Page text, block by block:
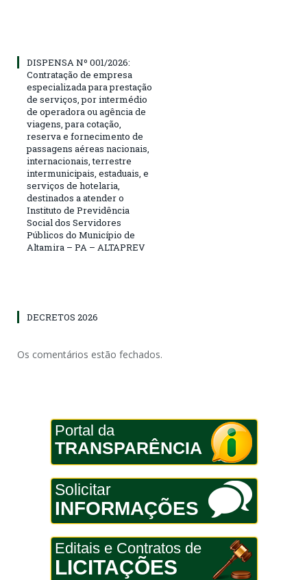
DISPENSA Nº 001/2026:
Contratação de empresa
especializada para prestação
de serviços, por intermédio
de operadora ou agência de
viagens, para cotação,
reserva e fornecimento de
passagens aéreas nacionais,
internacionais, terrestre
intermunicipais, estaduais, e
serviços de hotelaria,
destinados a atender o
Instituto de Previdência
Social dos Servidores
Públicos do Município de
Altamira – PA – ALTAPREV
DECRETOS 2026
Os comentários estão fechados.
Portal da
TRANSPARÊNCIA
Solicitar
INFORMAÇÕES
Editais e Contratos de
LICITAÇÕES